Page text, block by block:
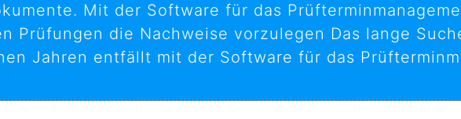
Mit der Software für das
Prüfungen die Nachweise vorzulegen Das lange
Jahren entfällt mit der Software für das